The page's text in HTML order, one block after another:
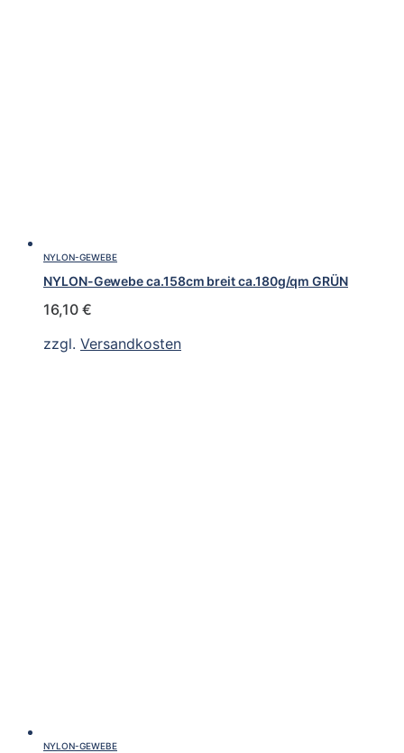
NYLON-GEWEBE
NYLON-Gewebe ca.158cm breit ca.180g/qm GRÜN
16,10 €
zzgl. Versandkosten
NYLON-GEWEBE